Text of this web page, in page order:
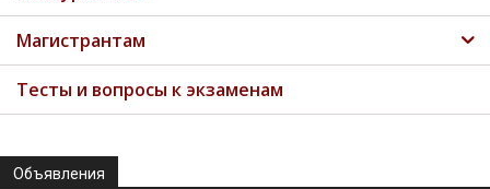
Магистрантам
Тесты и вопросы к экзаменам
Объявления